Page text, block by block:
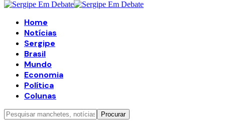
Home
Notícias
Sergipe
Brasil
Mundo
Economia
Política
Colunas